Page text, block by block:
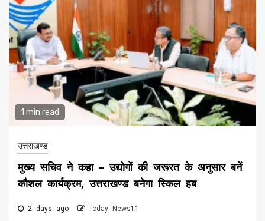
1 min read
उत्तराखण्ड
मुख्य सचिव ने कहा – उद्योगों की जरूरत के अनुसार बनें
कौशल कार्यक्रम, उत्तराखण्ड बनेगा स्किल हब
2 days ago Today News11